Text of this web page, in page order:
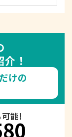
！
けの
能!